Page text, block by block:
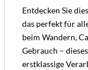
Entdecken Sie
das perfekt für
beim Wandern,
Gebrauch –
erstklassige